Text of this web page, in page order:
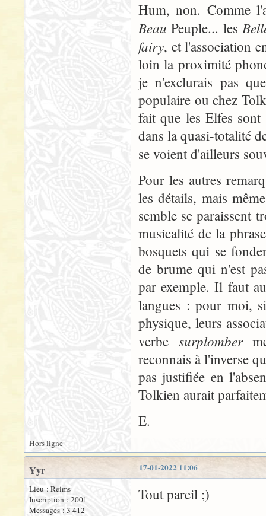
Hum, non. Comme
Beau Peuple... les
fairy, et l'association
loin la proximité
je n'exclurais pas
populaire ou chez
fait que les Elfes
dans la quasi-totalité
se voient d'ailleurs
Pour les autres
les détails, mais
semble se paraissent
musicalité de la
bosquets qui se
de brume qui n'est
par exemple. Il faut
langues : pour moi,
physique, leurs
verbe surplomber
reconnais à l'inverse
pas justifiée en
Tolkien aurait
E.
Hors ligne
17-01-2022 11:06
Yyr
Lieu : Reims
Inscription : 2001
Messages : 3 412
Tout pareil ;)